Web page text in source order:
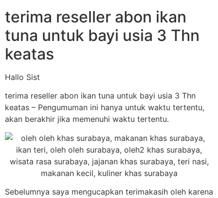
terima reseller abon ikan
tuna untuk bayi usia 3 Thn
keatas
Hallo Sist
terima reseller abon ikan tuna untuk bayi usia 3 Thn
keatas – Pengumuman ini hanya untuk waktu tertentu,
akan berakhir jika memenuhi waktu tertentu.
Sebelumnya saya mengucapkan terimakasih oleh karena